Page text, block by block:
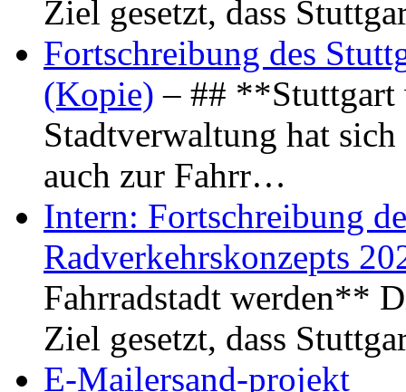
Ziel gesetzt, dass
Fortschreibung des
(Kopie) – ## **Stuttgart
Stadtverwaltung hat
auch zur Fahrr…
Intern: Fortschreibung
Radverkehrskonzepts
Fahrradstadt werden**
Ziel gesetzt, dass
E-Mailersand-projekt